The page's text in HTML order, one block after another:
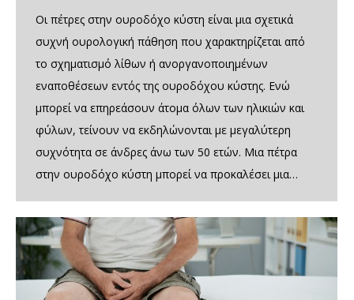
Οι πέτρες στην ουροδόχο κύστη είναι μια σχετικά
συχνή ουρολογική πάθηση που χαρακτηρίζεται από
το σχηματισμό λίθων ή ανοργανοποιημένων
εναποθέσεων εντός της ουροδόχου κύστης. Ενώ
μπορεί να επηρεάσουν άτομα όλων των ηλικιών και
φύλων, τείνουν να εκδηλώνονται με μεγαλύτερη
συχνότητα σε άνδρες άνω των 50 ετών. Μια πέτρα
στην ουροδόχο κύστη μπορεί να προκαλέσει μια…